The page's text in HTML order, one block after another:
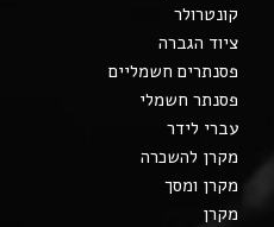
קונטרולר
ציוד הגברה
פסנתרים חשמליים
פסנתר חשמלי
עברי לידר
מקרן להשכרה
מקרן ומסך
מקרן